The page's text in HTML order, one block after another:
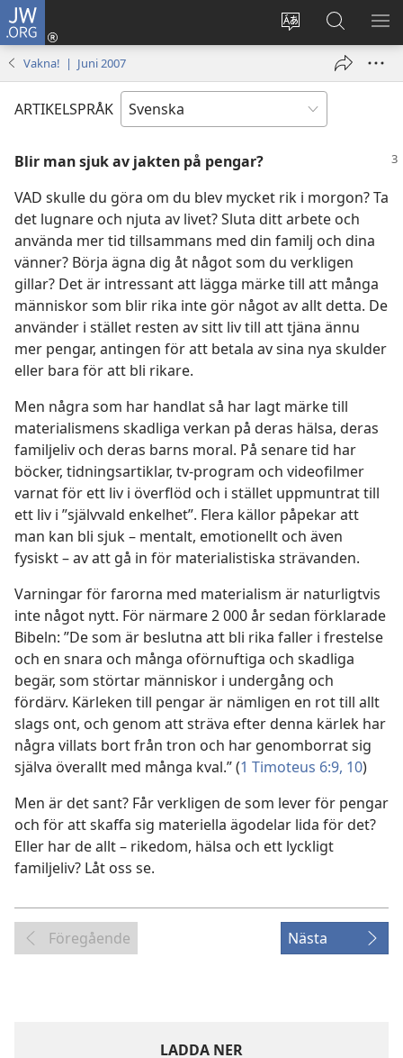
JW.ORG
Ändra
webbplatsens
Logga
fönster)
Sök
på
jw.org
Vakna! | Juni 2007
ARTIKELSPRÅK
Blir man sjuk av jakten på pengar?
VAD skulle du göra om du blev mycket rik i morgon? Ta
det lugnare och njuta av livet? Sluta ditt arbete och
använda mer tid tillsammans med din familj och dina
vänner? Börja ägna dig åt något som du verkligen
gillar? Det är intressant att lägga märke till att många
människor som blir rika inte gör något av allt detta. De
använder i stället resten av sitt liv till att tjäna ännu
mer pengar, antingen för att betala av sina nya skulder
eller bara för att bli rikare.
Men några som har handlat så har lagt märke till
materialismens skadliga verkan på deras hälsa, deras
familjeliv och deras barns moral. På senare tid har
böcker, tidningsartiklar, tv-program och videofilmer
varnat för ett liv i överflöd och i stället uppmuntrat till
ett liv i ”självvald enkelhet”. Flera källor påpekar att
man kan bli sjuk – mentalt, emotionellt och även
fysiskt – av att gå in för materialistiska strävanden.
Varningar för farorna med materialism är naturligtvis
inte något nytt. För närmare 2 000 år sedan förklarade
Bibeln: ”De som är beslutna att bli rika faller i frestelse
och en snara och många oförnuftiga och skadliga
begär, som störtar människor i undergång och
fördärv. Kärleken till pengar är nämligen en rot till allt
slags ont, och genom att sträva efter denna kärlek har
några villats bort från tron och har genomborrat sig
själva överallt med många kval.” (1 Timoteus 6:9, 10)
Men är det sant? Får verkligen de som lever för pengar
och för att skaffa sig materiella ägodelar lida för det?
Eller har de allt – rikedom, hälsa och ett lyckligt
familjeliv? Låt oss se.
Föregående Nästa
LADDA NER